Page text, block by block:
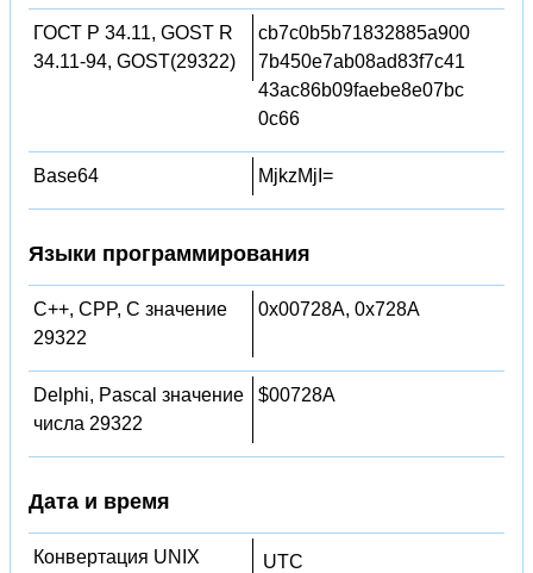
ГОСТ Р 34.11, GOST R
34.11-94, GOST(29322)
cb7c0b5b71832885a900
7b450e7ab08ad83f7c41
43ac86b09faebe8e07bc
0c66
Base64 MjkzMjI=
Языки программирования
C++, CPP, C значение
29322
0x00728A, 0x728A
Delphi, Pascal значение
числа 29322
$00728A
Дата и время
Конвертация UNIX
UTC